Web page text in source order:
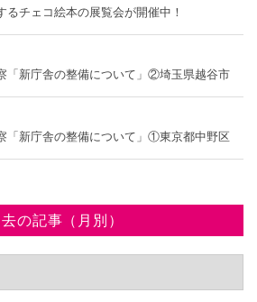
るチェコ絵本の展覧会が開催中！
新庁舎の整備について」②埼玉県越谷市
新庁舎の整備について」①東京都中野区
の記事（月別）